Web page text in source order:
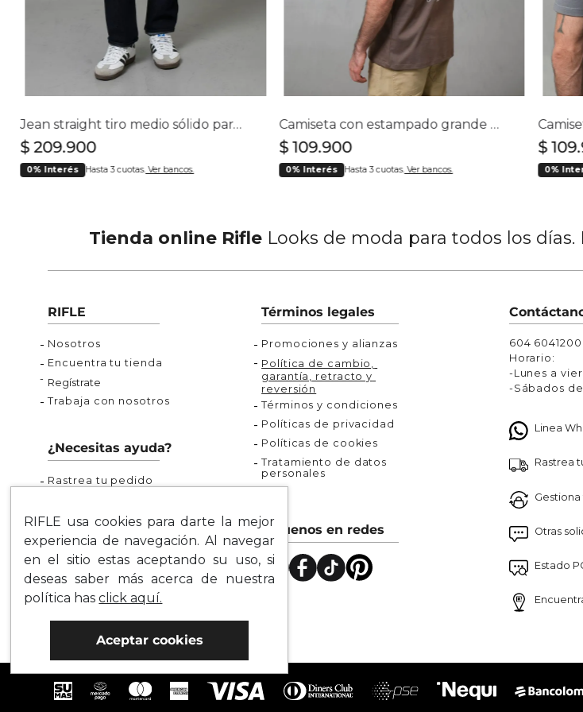
RIFLE usa cookies para darte la mejor
experiencia de navegación. Al navegar
en el sitio estas aceptando su uso, si
deseas saber más acerca de nuestra
política hasclick aquí.
Aceptar cookies
Chaquetas y Chalecos
Chaquetas y Chalecos
Buzos
Chaquetas y Chalecos
chaquetas mujer
Jean straight tiro medio sólido para hombre
$ 209.900
0% Interés Hasta 3 cuotas.Ver bancos.
Camiseta con estampado grande en espalda para hombre
$ 109.900
0% Interés Hasta 3 cuotas.Ver bancos.
$ 109.
0%
Tienda online RifleLooks de moda para todos los
RIFLE
Nosotros
Encuentra tu tienda
Regístrate
Trabaja con nosotros
¿Necesitas ayuda?
Rastrea tu pedido
Preguntas Frecuentes
Guía de Tallas
Mapa del Sitio
Términos legales
Promociones y alianzas
Política de cambio,
garantía, retracto y
reversión
Términos y condiciones
Políticas de privacidad
Políticas de cookies
Tratamiento de datos
personales
Síguenos en redes
604 6041200
Horario:
-Lunes a
-Sábados
Linea
Rastrea
Otras
Estado